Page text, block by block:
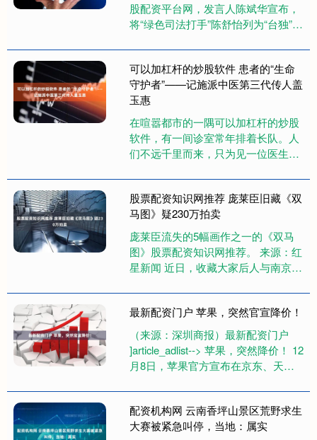
股配资平台网，发言人陈斌华宣布，
将“绿色司法打手”陈舒怡列为“台独”打
示，经查，台湾“高等检察署....
可以加杠杆的炒股软件 患者的“生命
守护者”——记施派中医第三代传人盖
玉惠
在喧嚣都市的一隅可以加杠杆的炒股
软件，有一间诊室常年排着长队。人
们不远千里而来，只为见一位医生
传承人，更是数万患者口中的“盖大
夫....
股票配资知识网推荐 庞莱臣旧藏《双
马图》疑230万拍卖
庞莱臣流失的5幅画作之一的《双马
图》股票配资知识网推荐。 来源：红
星新闻 近日，收藏大家后人与南京博
发关注。12月19日，南都....
最新配资门户 苹果，突然官宣降价！
（来源：深圳商报）最新配资门户
]article_adlist--> 苹果，突然降价！ 12
月8日，苹果官方宣布在京东、天猫
其中....
配资机构网 云南香坪山景区荒野求生
大赛被紧急叫停，当地：属实